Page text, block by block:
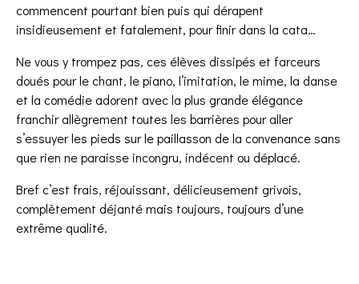
commencent pourtant bien puis qui dérapent
insidieusement et fatalement, pour finir dans la cata…
Ne vous y trompez pas, ces élèves dissipés et farceurs
doués pour le chant, le piano, l’imitation, le mime, la danse
et la comédie adorent avec la plus grande élégance
franchir allègrement toutes les barrières pour aller
s’essuyer les pieds sur le paillasson de la convenance sans
que rien ne paraisse incongru, indécent ou déplacé.
Bref c’est frais, réjouissant, délicieusement grivois,
complètement déjanté mais toujours, toujours d’une
extrême qualité.